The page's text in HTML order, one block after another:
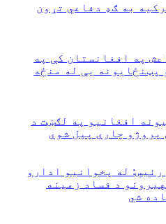
به ګډ دفاعي تړون
په افغانستان کې په
پټنځایونه یې له منځه
کې د ۳.۴ میلیونه افغانیو په لګښت د
پروژو چارې پیل شوې
له پخوانیو ادارو
د فساد زمینه
شي